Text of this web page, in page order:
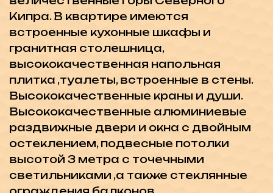
офис управляющей компании и, при
желании, вы можете воспользоваться
услугой полного обслуживания по
сдаче в аренду вашей квартиры без
стресса и проблем.
-Реклама, поиск клиентов
-Регистрация заезда/выезда
-Уборка до и после аренды
-Прокат автомобилей
-Трансфер из аэропорта
Доход от аренды:
- 30% комиссия за управление
- 70% ежемесячно выплачивается